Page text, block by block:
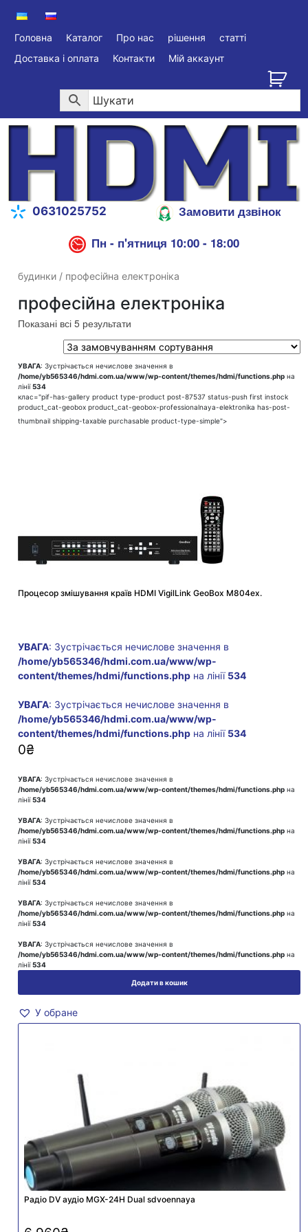
Головна Каталог Про нас рішення
статті
Доставка і оплата
Контакти Мій аккаунт
0631025752
Замовити дзвінок
Пн - п'ятниця 10:00 - 18:00
будинки / професійна електроніка
професійна електроніка
Показані всі 5 результати
УВАГА: Зустрічається нечислове значення в
/home/yb565346/hdmi.com.ua/www/wp-content/themes/hdmi/functions.php на
лінії534
клас="pif-has-gallery product type-product post-87537 status-push first instock
product_cat-geobox product_cat-geobox-professionalnaya-elektronika has-post-
thumbnail shipping-taxable purchasable product-type-simple">
Процесор змішування країв HDMI VigilLink GeoBox M804ex.
УВАГА: Зустрічається нечислове значення в
/home/yb565346/hdmi.com.ua/www/wp-
content/themes/hdmi/functions.php на лінії 534
УВАГА: Зустрічається нечислове значення в
/home/yb565346/hdmi.com.ua/www/wp-
content/themes/hdmi/functions.php на лінії 534
0₴
УВАГА: Зустрічається нечислове значення в
/home/yb565346/hdmi.com.ua/www/wp-content/themes/hdmi/functions.php на
лінії534
УВАГА: Зустрічається нечислове значення в
/home/yb565346/hdmi.com.ua/www/wp-content/themes/hdmi/functions.php на
лінії534
УВАГА: Зустрічається нечислове значення в
/home/yb565346/hdmi.com.ua/www/wp-content/themes/hdmi/functions.php на
лінії534
УВАГА: Зустрічається нечислове значення в
/home/yb565346/hdmi.com.ua/www/wp-content/themes/hdmi/functions.php на
лінії534
УВАГА: Зустрічається нечислове значення в
/home/yb565346/hdmi.com.ua/www/wp-content/themes/hdmi/functions.php на
лінії534
Додати в кошик
У обране
Радіо DV аудіо MGX-24H Dual sdvoennaya